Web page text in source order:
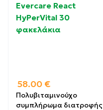
Evercare React
HyPerVital 30
φακελάκια
58.00 €
Πολυβιταμινούχο
συμπλήρωμα διατροφής